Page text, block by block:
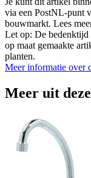
via een PostNL-punt
bouwmarkt. Lees
Let op: De bedenktijd
op maat gemaakte
planten.
Meer informatie over
Meer uit